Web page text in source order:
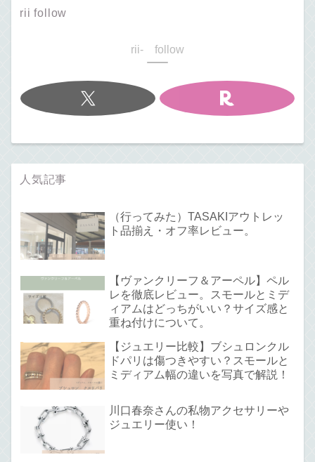
rii follow
rii- follow
人気記事
（行ってみた）TASAKIアウトレッ
ト品揃え・オフ率レビュー。
【ヴァンクリーフ＆アーペル】ペル
レを徹底レビュー。スモールとミデ
ィアムはどっちがいい？サイズ感と
重ね付けについて。
【ジュエリー比較】ブシュロンクル
ドパリは傷つきやすい？スモールと
ミディアム幅の違いを写真で解説！
川口春奈さんの私物アクセサリーや
ジュエリー使い！